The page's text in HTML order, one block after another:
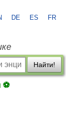
DE ES FR
Найти!
⚽